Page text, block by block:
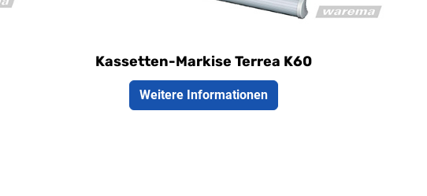
Kassetten-Markise Terrea K60
Weitere Informationen